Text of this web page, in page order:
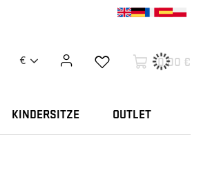
€ 0,00 €
KINDERSITZE OUTLET